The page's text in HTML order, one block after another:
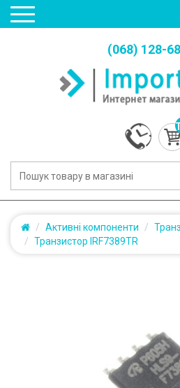
(‎068) 128-
Активні компоненти
Транзистор IRF7389TR